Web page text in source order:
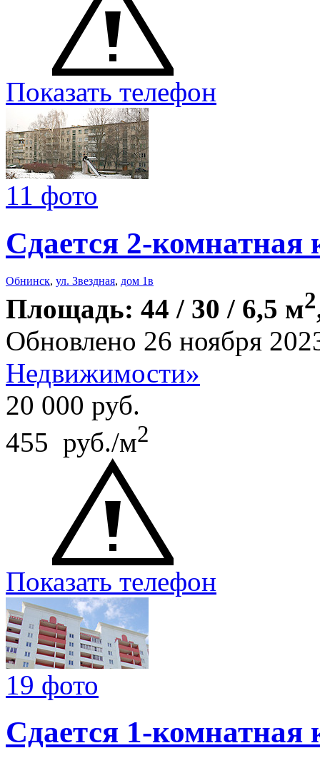
Показать телефон
11 фото
Сдается 2-комнатная
Обнинск, ул. Звездная, дом 1в
Площадь: 44 / 30 / 6,5 м2
Обновлено 26 ноября
Недвижимости»
20 000 руб.
455 руб./м2
Показать телефон
19 фото
Сдается 1-комнатная